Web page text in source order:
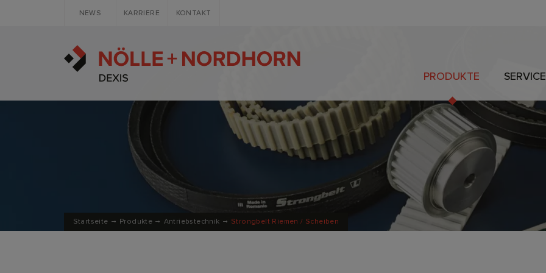
NEWS KARRIERE KONTAKT
PRODUKTE SERVICE
Startseite Produkte Antriebstechnik Strongbelt Riemen / Scheiben